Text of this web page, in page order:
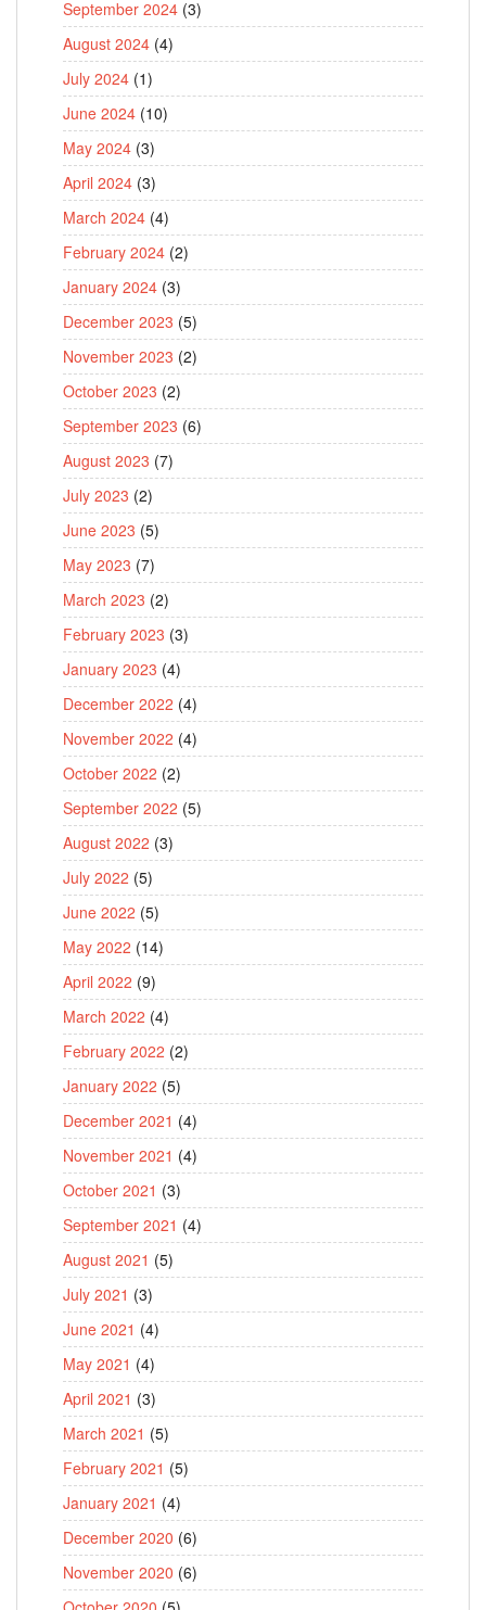
September 2024 (3)
August 2024 (4)
July 2024 (1)
June 2024 (10)
May 2024 (3)
April 2024 (3)
March 2024 (4)
February 2024 (2)
January 2024 (3)
December 2023 (5)
November 2023 (2)
October 2023 (2)
September 2023 (6)
August 2023 (7)
July 2023 (2)
June 2023 (5)
May 2023 (7)
March 2023 (2)
February 2023 (3)
January 2023 (4)
December 2022 (4)
November 2022 (4)
October 2022 (2)
September 2022 (5)
August 2022 (3)
July 2022 (5)
June 2022 (5)
May 2022 (14)
April 2022 (9)
March 2022 (4)
February 2022 (2)
January 2022 (5)
December 2021 (4)
November 2021 (4)
October 2021 (3)
September 2021 (4)
August 2021 (5)
July 2021 (3)
June 2021 (4)
May 2021 (4)
April 2021 (3)
March 2021 (5)
February 2021 (5)
January 2021 (4)
December 2020 (6)
November 2020 (6)